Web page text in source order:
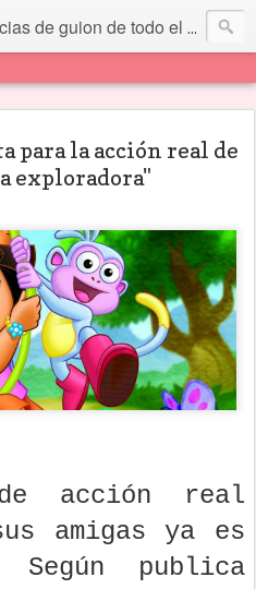
de guion de todo el mundo... Y más.
para la acción real de
exploradora"
acción real
amigas ya es
publica